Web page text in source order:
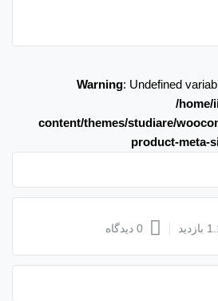
Warning: Undefined
/home/
content/themes/studiare/
product-meta-
0 دیدگاه